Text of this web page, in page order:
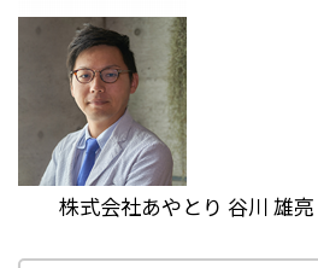
株式会社あやとり 谷川 雄亮